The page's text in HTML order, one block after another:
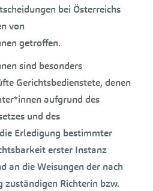
bei Österreichs
von
getroffen.
sind besonders
Gerichtsbedienstete, denen
aufgrund des
und des
Erledigung bestimmter
erster Instanz
an die Weisungen der nach
zuständigen Richterin bzw.